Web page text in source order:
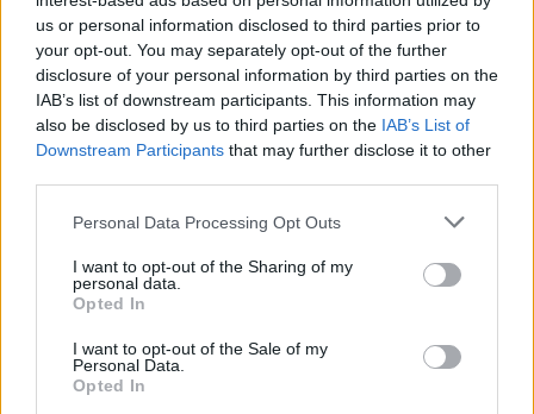
us or personal information disclosed to third parties prior to
your opt-out. You may separately opt-out of the further
disclosure of your personal information by third parties on the
IAB’s list of downstream participants. This information may
also be disclosed by us to third parties on the IAB’s List of
Downstream Participants that may further disclose it to other
Personal Data Processing Opt Outs
I want to opt-out of the Sharing of my
personal data.
Opted In
I want to opt-out of the Sale of my
Personal Data.
Opted In
1/2: Eutelsat 7B (7E): Manoto TV
Na freq. 10721/H a 11345/H skončila stanice MANOTO TV
1/2: Eutelsat 7B (7E): Manoto HD, Manoto HD +1,
HD +2
Na freq. 11304/H, res. 11387/H, resp. 11324/V skončilo vysílání programu
MANOTO HD, MANOTO HD +1, MANOTO HD +2
1/2: Eutelsat Hot Bird (13E): Manoto TV
Na freq. 11137/H skončila stanice MANOTO TV
Na freq. 11568/V (SR 22000, FEC 5/6) bylo spuštěno vysílání stanice GET
LUCKY TV
Na freq. 11568/V skončil program DIRECT STORE TV
1/2: Türksat 4A (42E): 7/24 TV HD